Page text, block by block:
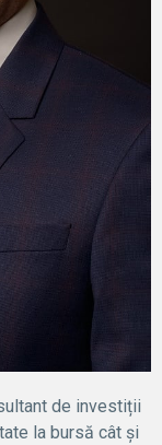
de investiții
la bursă cât și